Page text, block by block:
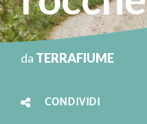
da TERRAFIUME
CONDIVIDI